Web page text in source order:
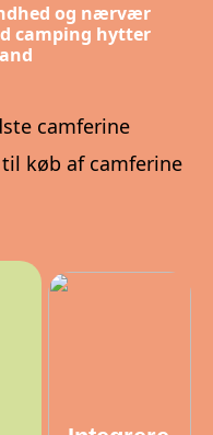
og nærvær
camping hytter
camferine
køb af camferine